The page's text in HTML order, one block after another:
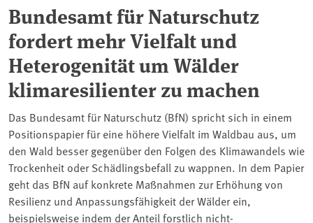
Bundesamt für Naturschutz
fordert mehr Vielfalt und
Heterogenität um Wälder
klimaresilienter zu machen
Das Bundesamt für Naturschutz (BfN) spricht sich in einem
Positionspapier für eine höhere Vielfalt im Waldbau aus, um
den Wald besser gegenüber den Folgen des Klimawandels wie
Trockenheit oder Schädlingsbefall zu wappnen. In dem Papier
geht das BfN auf konkrete Maßnahmen zur Erhöhung von
Resilienz und Anpassungsfähigkeit der Wälder ein,
beispielsweise indem der Anteil forstlich nicht-